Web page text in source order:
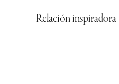
Relación inspiradora